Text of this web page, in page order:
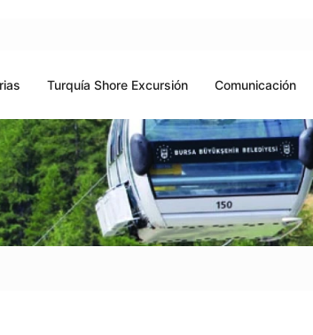
Turquía Shore Excursión Comunicación